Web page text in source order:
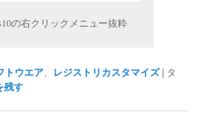
の右クリックメニュー抜粋
トウエア レジストリカスタマイズ | タ
残す